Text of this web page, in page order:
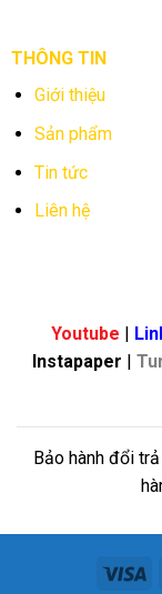
THÔNG TIN
Giới thiệu
Sản phẩm
Tin tức
Liên hệ
Youtube
Instapaper
Bảo hành đổi